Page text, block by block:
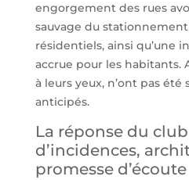
engorgement des rues
sauvage du
résidentiels, ainsi qu’une
accrue pour les habitants.
à leurs yeux, n’ont pas
anticipés.
La réponse du
d’incidences,
promesse d’écoute